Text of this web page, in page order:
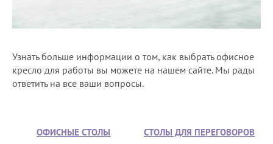
Узнать больше информации о том, как выбрать офисное
кресло для работы вы можете на нашем сайте. Мы рады
ответить на все ваши вопросы.
ОФИСНЫЕ СТОЛЫ СТОЛЫ ДЛЯ ПЕРЕГОВОРОВ